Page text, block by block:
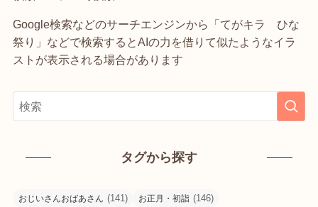
Google検索などのサーチエンジンから「てがキラ ひな
祭り」などで検索するとAIの力を借りて似たようなイラ
ストが表示される場合があります
タグから探す
おじいさんおばあさん (141) お正月・初詣 (146)